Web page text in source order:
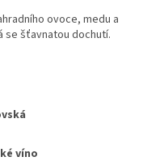
ovoce, medu a
se šťavnatou dochutí.
víno